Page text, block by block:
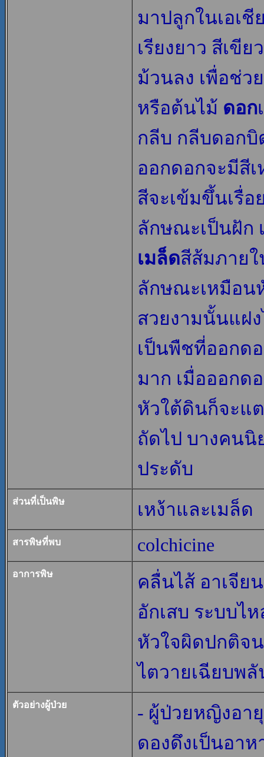
มาปลูกในเอเชี
เรียงยาว สีเขี
ม้วนลง เพื่อช่ว
หรือต้นไม้ ดอก
กลีบ กลีบดอกบิ
ออกดอกจะมีสี
สีจะเข้มขึ้นเรื่
ลักษณะเป็นฝัก
เมล็ดสีส้มภาย
ลักษณะเหมือน
สวยงามนั้นแฝ
เป็นพืชที่ออกด
มาก เมื่อออกด
หัวใต้ดินก็จะแ
ถัดไป บางคนนิ
ประดับ
ส่วนที่เป็นพิษ เหง้าและเมล็ด
สารพิษที่พบ colchicine
อาการพิษ
คลื่นไส้ อาเจีย
อักเสบ ระบบไ
หัวใจผิดปกติจ
ไตวายเฉียบพ
ตัวอย่างผู้ป่วย
- ผู้ป่วยหญิงอา
ดองดึงเป็นอาห